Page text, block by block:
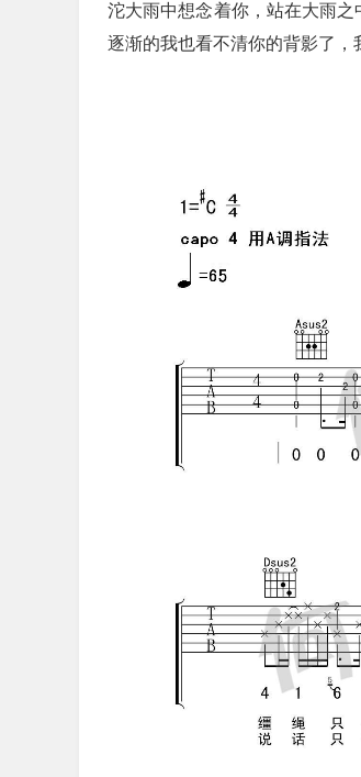
沱大雨中想念着你，站在大雨
逐渐的我也看不清你的背影了，